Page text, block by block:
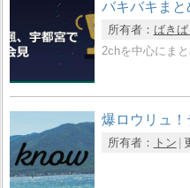
バキバキまと
所有者： ばきば
2chを中心にま
爆ロウリュ！
所有者： トン